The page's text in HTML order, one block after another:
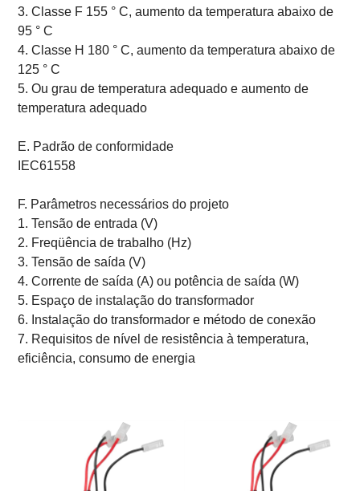
3. Classe F 155 ° C, aumento da temperatura abaixo de
95 ° C
4. Classe H 180 ° C, aumento da temperatura abaixo de
125 ° C
5. Ou grau de temperatura adequado e aumento de
temperatura adequado
E. Padrão de conformidade
IEC61558
F. Parâmetros necessários do projeto
1. Tensão de entrada (V)
2. Freqüência de trabalho (Hz)
3. Tensão de saída (V)
4. Corrente de saída (A) ou potência de saída (W)
5. Espaço de instalação do transformador
6. Instalação do transformador e método de conexão
7. Requisitos de nível de resistência à temperatura,
eficiência, consumo de energia